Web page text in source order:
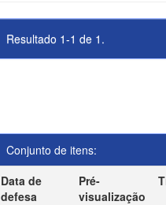
Resultado 1-1 de 1.
Conjunto de itens:
Data de
defesa
Pré-
visualização